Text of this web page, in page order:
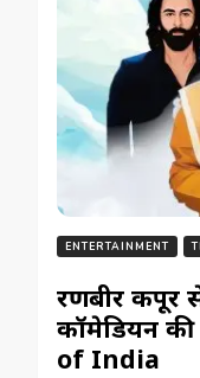
ENTERTAINMENT
रणबीर कपूर
कॉमेडियन
of India